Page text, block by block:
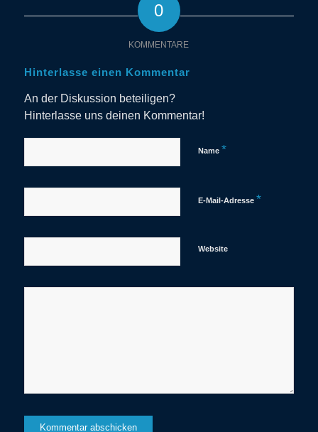
0
KOMMENTARE
Hinterlasse einen Kommentar
An der Diskussion beteiligen?
Hinterlasse uns deinen Kommentar!
Name *
E-Mail-Adresse *
Website